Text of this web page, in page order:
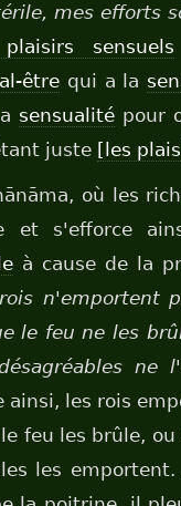
mes efforts
sensuels
être qui a la
sensualitépour
juste [les
où les
et s'efforce
à cause de la
n'emportent
le feu ne les
ne
ainsi, les rois
feu les brûle,
les